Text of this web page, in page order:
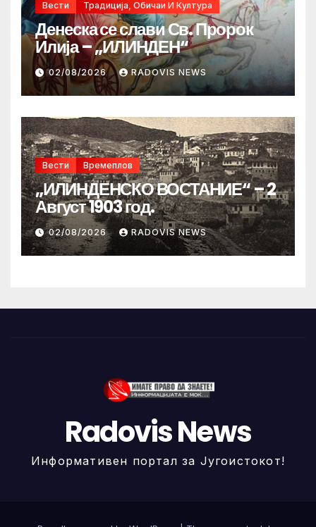
Вести Традиција, Обичаи И Култура
Денеска се слави Св. Пророк
Илија – „ИЛИНДЕН“
02/08/2026 RADOVIS NEWS
Вести Времеплов
„ИЛИНДЕНСКО ВОСТАНИЕ“ – 2
Август 1903 год.
02/08/2026 RADOVIS NEWS
Radovis News
Информативен портал за Југоистокот!